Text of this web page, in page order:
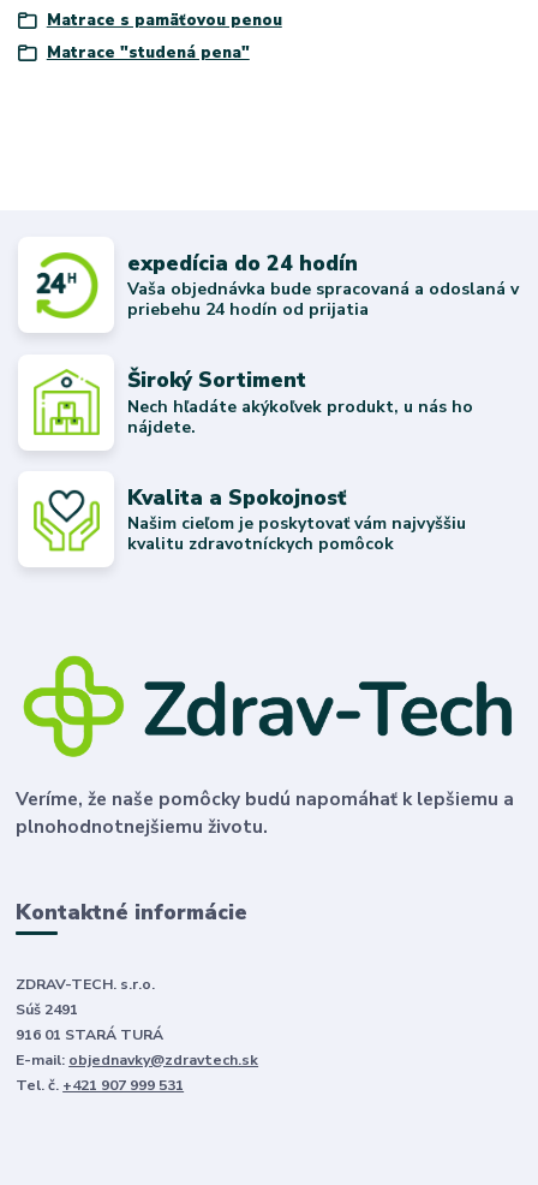
Matrace s pamäťovou penou
Matrace "studená pena"
expedícia do 24 hodín
Vaša objednávka bude spracovaná a odoslaná v
priebehu 24 hodín od prijatia
Široký Sortiment
Nech hľadáte akýkoľvek produkt, u nás ho
nájdete.
Kvalita a Spokojnosť
Našim cieľom je poskytovať vám najvyššiu
kvalitu zdravotníckych pomôcok
Veríme, že naše pomôcky budú napomáhať k lepšiemu a
plnohodnotnejšiemu životu.
Kontaktné informácie
ZDRAV-TECH. s.r.o.
Súš 2491
916 01 STARÁ TURÁ
E-mail: objednavky@zdravtech.sk
Tel. č. +421 907 999 531